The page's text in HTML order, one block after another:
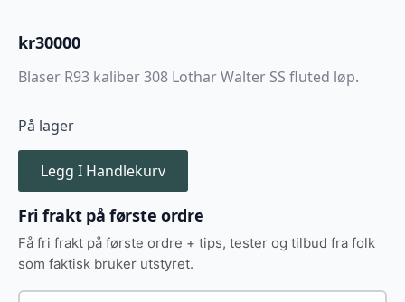
kr30000
Blaser R93 kaliber 308 Lothar Walter SS fluted løp.
På lager
Legg I Handlekurv
Fri frakt på første ordre
Få fri frakt på første ordre + tips, tester og tilbud fra folk
som faktisk bruker utstyret.